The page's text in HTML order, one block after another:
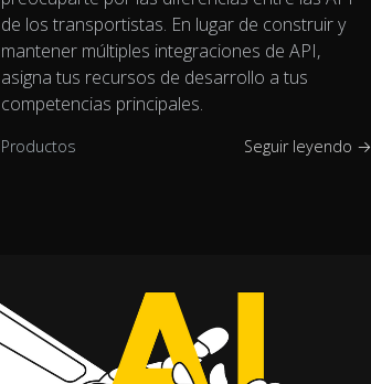
de los transportistas. En lugar de construir y
mantener múltiples integraciones de API,
asigna tus recursos de desarrollo a tus
competencias principales.
Productos Seguir leyendo →